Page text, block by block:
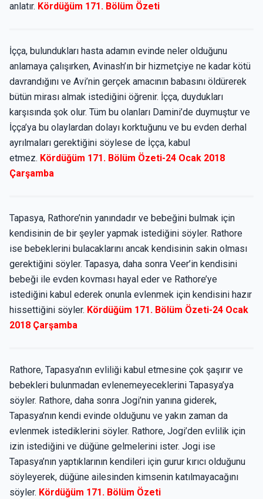
anlatır. Kördüğüm 171. Bölüm Özeti
İçça, bulundukları hasta adamın evinde neler olduğunu
anlamaya çalışırken, Avinash’ın bir hizmetçiye ne kadar kötü
davrandığını ve Avi’nin gerçek amacının babasını öldürerek
bütün mirası almak istediğini öğrenir. İçça, duydukları
karşısında şok olur. Tüm bu olanları Damini’de duymuştur ve
İçça’ya bu olaylardan dolayı korktuğunu ve bu evden derhal
ayrılmaları gerektiğini söylese de İçça, kabul
etmez. Kördüğüm 171. Bölüm Özeti-24 Ocak 2018
Çarşamba
Tapasya, Rathore’nin yanındadır ve bebeğini bulmak için
kendisinin de bir şeyler yapmak istediğini söyler. Rathore
ise bebeklerini bulacaklarını ancak kendisinin sakin olması
gerektiğini söyler. Tapasya, daha sonra Veer’in kendisini
bebeği ile evden kovması hayal eder ve Rathore’ye
istediğini kabul ederek onunla evlenmek için kendisini hazır
hissettiğini söyler. Kördüğüm 171. Bölüm Özeti-24 Ocak
2018 Çarşamba
Rathore, Tapasya’nın evliliği kabul etmesine çok şaşırır ve
bebekleri bulunmadan evlenemeyeceklerini Tapasya’ya
söyler. Rathore, daha sonra Jogi’nin yanına giderek,
Tapasya’nın kendi evinde olduğunu ve yakın zaman da
evlenmek istediklerini söyler. Rathore, Jogi’den evlilik için
izin istediğini ve düğüne gelmelerini ister. Jogi ise
Tapasya’nın yaptıklarının kendileri için gurur kırıcı olduğunu
söyleyerek, düğüne ailesinden kimsenin katılmayacağını
söyler. Kördüğüm 171. Bölüm Özeti